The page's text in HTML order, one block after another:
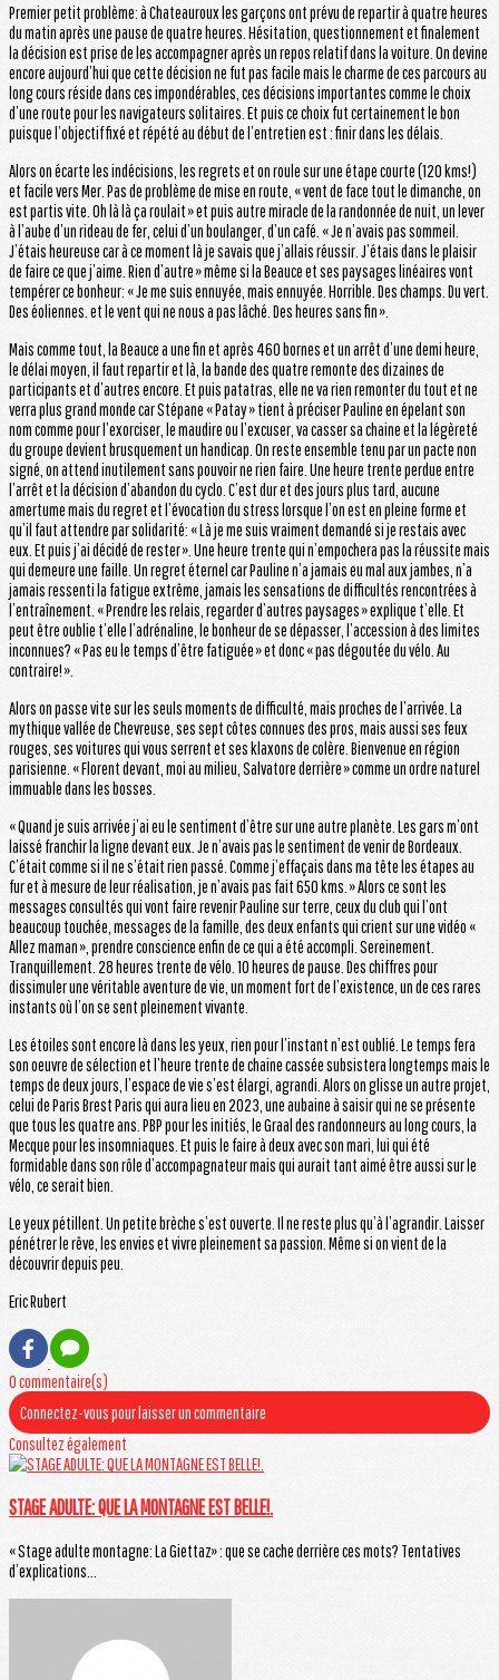
Premier petit problème: à Chateauroux les garçons ont prévu de repartir à quatre heures
du matin après une pause de quatre heures. Hésitation, questionnement et finalement
la décision est prise de les accompagner après un repos relatif dans la voiture. On devine
encore aujourd’hui que cette décision ne fut pas facile mais le charme de ces parcours au
long cours réside dans ces impondérables, ces décisions importantes comme le choix
d’une route pour les navigateurs solitaires. Et puis ce choix fut certainement le bon
puisque l’objectif fixé et répété au début de l’entretien est : finir dans les délais.
Alors on écarte les indécisions, les regrets et on roule sur une étape courte (120 kms!)
et facile vers Mer. Pas de problème de mise en route, « vent de face tout le dimanche, on
est partis vite. Oh là là ça roulait » et puis autre miracle de la randonnée de nuit, un lever
à l’aube d’un rideau de fer, celui d’un boulanger, d’un café. « Je n’avais pas sommeil.
J’étais heureuse car à ce moment là je savais que j’allais réussir. J’étais dans le plaisir
de faire ce que j’aime. Rien d’autre » même si la Beauce et ses paysages linéaires vont
tempérer ce bonheur: « Je me suis ennuyée, mais ennuyée. Horrible. Des champs. Du vert.
Des éoliennes. et le vent qui ne nous a pas lâché. Des heures sans fin ».
Mais comme tout, la Beauce a une fin et après 460 bornes et un arrêt d’une demi heure,
le délai moyen, il faut repartir et là, la bande des quatre remonte des dizaines de
participants et d’autres encore. Et puis patatras, elle ne va rien remonter du tout et ne
verra plus grand monde car Stépane « Patay » tient à préciser Pauline en épelant son
nom comme pour l’exorciser, le maudire ou l’excuser, va casser sa chaine et la légèreté
du groupe devient brusquement un handicap. On reste ensemble tenu par un pacte non
signé, on attend inutilement sans pouvoir ne rien faire. Une heure trente perdue entre
l’arrêt et la décision d’abandon du cyclo. C’est dur et des jours plus tard, aucune
amertume mais du regret et l’évocation du stress lorsque l’on est en pleine forme et
qu’il faut attendre par solidarité: « Là je me suis vraiment demandé si je restais avec
eux. Et puis j’ai décidé de rester ». Une heure trente qui n’empochera pas la réussite mais
qui demeure une faille. Un regret éternel car Pauline n’a jamais eu mal aux jambes, n’a
jamais ressenti la fatigue extrême, jamais les sensations de difficultés rencontrées à
l’entraînement. « Prendre les relais, regarder d’autres paysages » explique t’elle. Et
peut être oublie t’elle l’adrénaline, le bonheur de se dépasser, l’accession à des limites
inconnues? « Pas eu le temps d’être fatiguée » et donc « pas dégoutée du vélo. Au
contraire! ».
Alors on passe vite sur les seuls moments de difficulté, mais proches de l’arrivée. La
mythique vallée de Chevreuse, ses sept côtes connues des pros, mais aussi ses feux
rouges, ses voitures qui vous serrent et ses klaxons de colère. Bienvenue en région
parisienne. « Florent devant, moi au milieu, Salvatore derrière » comme un ordre naturel
immuable dans les bosses.
« Quand je suis arrivée j’ai eu le sentiment d’être sur une autre planète. Les gars m’ont
laissé franchir la ligne devant eux. Je n’avais pas le sentiment de venir de Bordeaux.
C’était comme si il ne s’était rien passé. Comme j’effaçais dans ma tête les étapes au
fur et à mesure de leur réalisation, je n’avais pas fait 650 kms. » Alors ce sont les
messages consultés qui vont faire revenir Pauline sur terre, ceux du club qui l’ont
beaucoup touchée, messages de la famille, des deux enfants qui crient sur une vidéo «
Allez maman », prendre conscience enfin de ce qui a été accompli. Sereinement.
Tranquillement. 28 heures trente de vélo. 10 heures de pause. Des chiffres pour
dissimuler une véritable aventure de vie, un moment fort de l’existence, un de ces rares
instants où l’on se sent pleinement vivante.
Les étoiles sont encore là dans les yeux, rien pour l’instant n’est oublié. Le temps fera
son oeuvre de sélection et l’heure trente de chaine cassée subsistera longtemps mais le
temps de deux jours, l’espace de vie s’est élargi, agrandi. Alors on glisse un autre projet,
celui de Paris Brest Paris qui aura lieu en 2023, une aubaine à saisir qui ne se présente
que tous les quatre ans. PBP pour les initiés, le Graal des randonneurs au long cours, la
Mecque pour les insomniaques. Et puis le faire à deux avec son mari, lui qui été
formidable dans son rôle d’accompagnateur mais qui aurait tant aimé être aussi sur le
vélo, ce serait bien.
Le yeux pétillent. Un petite brèche s’est ouverte. Il ne reste plus qu’à l’agrandir. Laisser
pénétrer le rêve, les envies et vivre pleinement sa passion. Même si on vient de la
découvrir depuis peu.
Eric Rubert
0 commentaire(s)
Connectez-vous pour laisser un commentaire
Consultez également
STAGE ADULTE: QUE LA MONTAGNE EST BELLE!.
« Stage adulte montagne: La Giettaz» : que se cache derrière ces mots? Tentatives
d’explications...